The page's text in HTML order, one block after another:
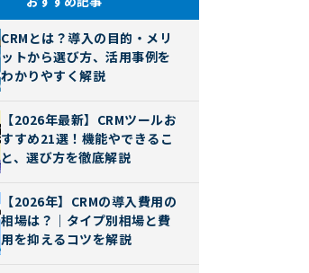
CRMとは？導入の目的・メリ
ットから選び方、活用事例を
わかりやすく解説
【2026年最新】CRMツールお
すすめ21選！機能やできるこ
と、選び方を徹底解説
【2026年】CRMの導入費用の
相場は？｜タイプ別相場と費
用を抑えるコツを解説